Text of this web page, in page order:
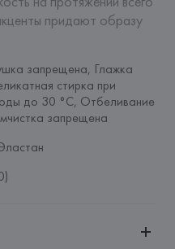
придают образу
запрещена, Глажка
стирка при
до 30 °C, Отбеливание
запрещена